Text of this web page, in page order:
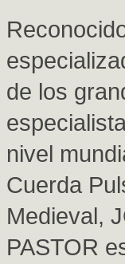
de los
nivel
Cuerda
Medieval,
PASTOR